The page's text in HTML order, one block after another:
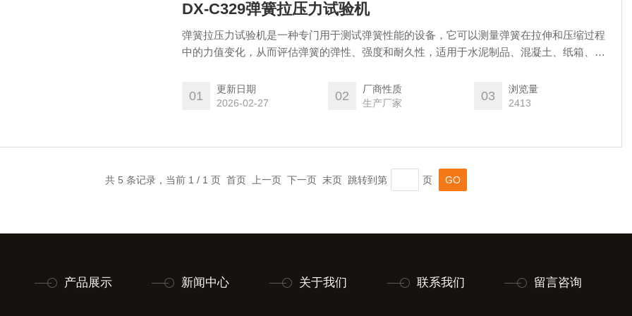
DX-C329弹簧拉压力试验机
弹簧拉压力试验机是一种专门用于测试弹簧性能的设备，它可以测量弹簧在拉伸和压缩过程
中的力值变化，从而评估弹簧的弹性、强度和耐久性，适用于水泥制品、混凝土、纸箱、井
的抗压强度或抗压抗折试验，是公路、铁路、桥梁、建筑、建材、大专院校等行业试验室的
设备。
01
更新日期
2026-02-27
02
厂商性质
生产厂家
03
浏览量
2413
共 5 条记录，当前 1 / 1 页 首页 上一页 下一页 末页 跳转到第 页
产品展示 新闻中心 关于我们 联系我们 留言咨询